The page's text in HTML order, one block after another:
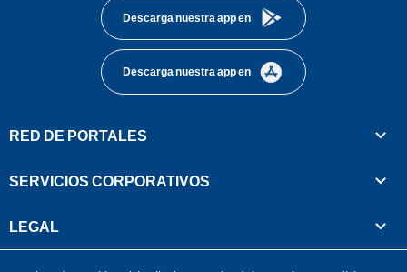
Descarga nuestra app en
Descarga nuestra app en
RED DE PORTALES
SERVICIOS CORPORATIVOS
LEGAL